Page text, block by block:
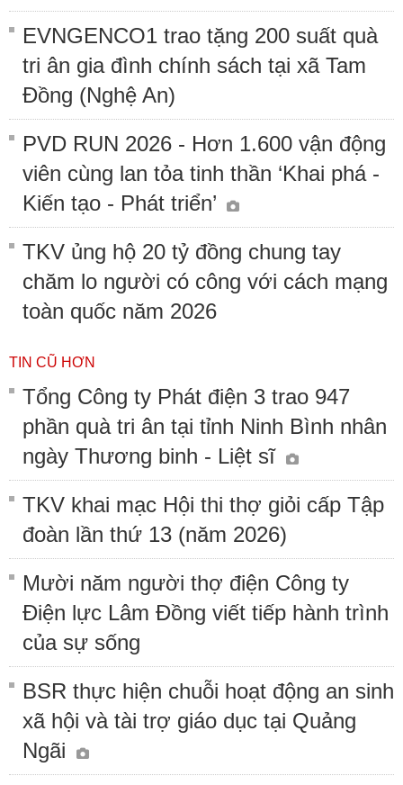
EVNGENCO1 trao tặng 200 suất quà
tri ân gia đình chính sách tại xã Tam
Đồng (Nghệ An)
PVD RUN 2026 - Hơn 1.600 vận động
viên cùng lan tỏa tinh thần ‘Khai phá -
Kiến tạo - Phát triển’
TKV ủng hộ 20 tỷ đồng chung tay
chăm lo người có công với cách mạng
toàn quốc năm 2026
TIN CŨ HƠN
Tổng Công ty Phát điện 3 trao 947
phần quà tri ân tại tỉnh Ninh Bình nhân
ngày Thương binh - Liệt sĩ
TKV khai mạc Hội thi thợ giỏi cấp Tập
đoàn lần thứ 13 (năm 2026)
Mười năm người thợ điện Công ty
Điện lực Lâm Đồng viết tiếp hành trình
của sự sống
BSR thực hiện chuỗi hoạt động an sinh
xã hội và tài trợ giáo dục tại Quảng
Ngãi